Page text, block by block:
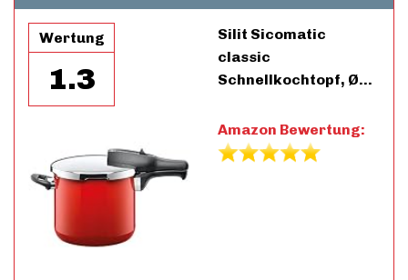
Wertung
1.3
Silit Sicomatic
classic
Schnellkochtopf, Ø…
Amazon Bewertung: